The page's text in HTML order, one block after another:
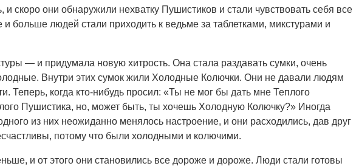
скоро они обнаружили нехватку Пушистиков и стали чувствовать себя все
людей стали приходить к ведьме за таблетками, микстурами и
— и придумала новую хитрость. Она стала раздавать сумки, очень
Внутри этих сумок жили Холодные Колючки. Они не давали людям
Теперь, когда кто-нибудь просил: «Ты не мог бы дать мне Теплого
Пушистика, но, может быть, ты хочешь Холодную Колючку?» Иногда
из них неожиданно менялось настроение, и они расходились, дав друг
потому что были холодными и колючими.
и от этого они становились все дороже и дороже. Люди стали готовы